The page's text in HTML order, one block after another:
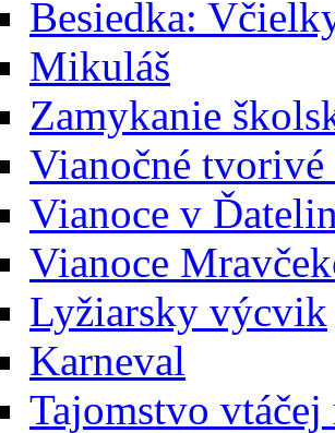
Besiedka:
Mikuláš
Zamykanie
Vianočné tvorivé
Vianoce v
Vianoce
Lyžiarsky výcvik
Karneval
Tajomstvo vtáčej